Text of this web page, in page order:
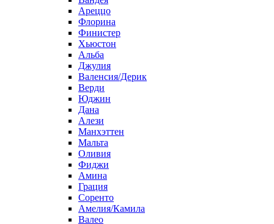
Ареццо
Флорина
Финистер
Хьюстон
Альба
Джулия
Валенсия/Дерик
Верди
Юджин
Дана
Алези
Манхэттен
Мальта
Оливия
Фиджи
Амина
Грация
Соренто
Амелия/Камила
Валео